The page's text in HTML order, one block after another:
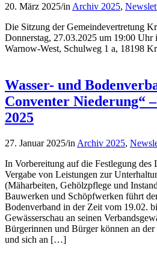
20. März 2025/in Archiv 2025,
Die Sitzung der Gemeindevertretung
Donnerstag, 27.03.2025 um 19:00 Uhr
Warnow-West, Schulweg 1 a, 18198
Wasser- und
Conventer Niederung“
2025
27. Januar 2025/in Archiv 2025,
In Vorbereitung auf die Festlegung des
Vergabe von Leistungen zur
(Mäharbeiten, Gehölzpflege und
Bauwerken und Schöpfwerken führt
Bodenverband in der Zeit vom 19.02.
Gewässerschau an seinen
Bürgerinnen und Bürger können an der
und sich an […]